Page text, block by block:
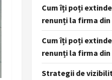
Cum îți poți
renunți la firma din
Cum îți poți
renunți la firma din
Strategii de